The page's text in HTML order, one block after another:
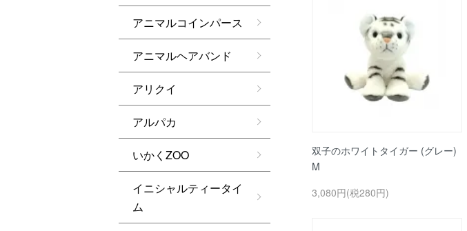
双子のホワイトタイガー (グレー)
M
3,080円(税280円)
アニマルコインパース
アニマルヘアバンド
アリクイ
アルパカ
いかくZOO
イニシャルティータイ
ム